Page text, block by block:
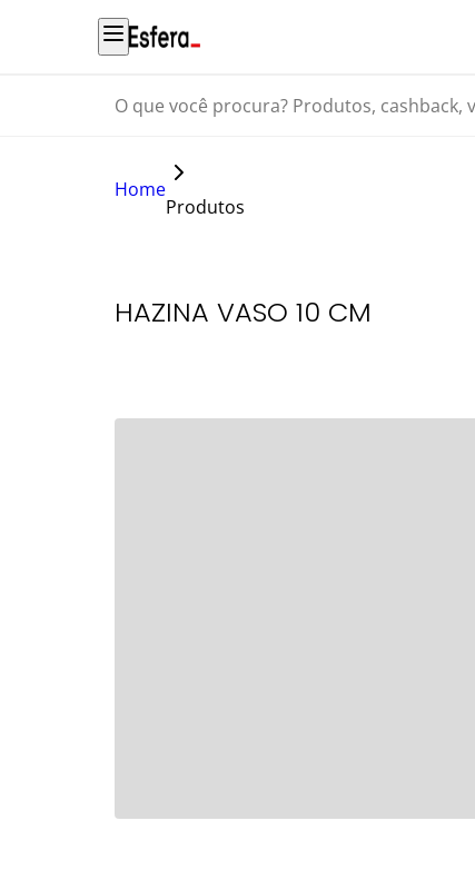
O que você procura? Produtos, cashback, viagens...
Home
Produtos
HAZINA VASO 10 CM